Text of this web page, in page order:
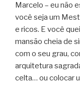
Marcelo – eu não
você seja um
e ricos. E você
mansão cheia de
com o seu grau,
arquitetura
celta… ou colocar